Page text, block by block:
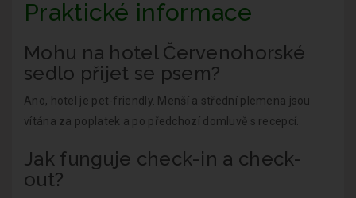
Praktické informace
Mohu na hotel Červenohorské
sedlo přijet se psem?
Ano, hotel je pet-friendly. Menší a střední plemena jsou
vítána za poplatek a po předchozí domluvě s recepcí.
Jak funguje check-in a check-
out?